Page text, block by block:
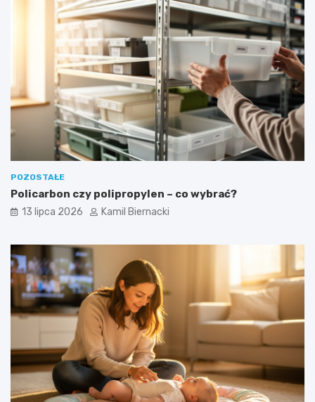
POZOSTAŁE
Policarbon czy polipropylen – co wybrać?
13 lipca 2026 Kamil Biernacki